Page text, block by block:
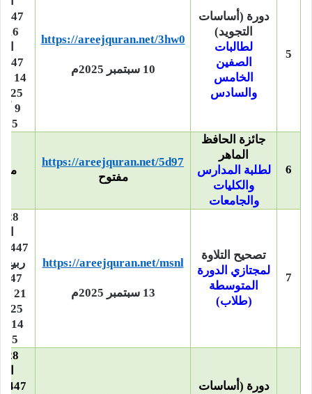
5
دورة (أساسات
التجويد)
لطالبات
الصفين
الخامس
والسادس
https://areejquran.net/3hw0
10 سبتمبر 2025م
1447هـ
2025م
6
جائزة الحافظ
الماهر
لطلبة المدارس
والكليات
والجامعات
https://areejquran.net/5d97
مفتوح
7
تصحيح التلاوة
لمجتازي الدورة
المتوسطة
(طلاب)
https://areejquran.net/msnl
13 سبتمبر 2025م
ربيع
1447ه
2025م
دورة (أساسات
1447ه